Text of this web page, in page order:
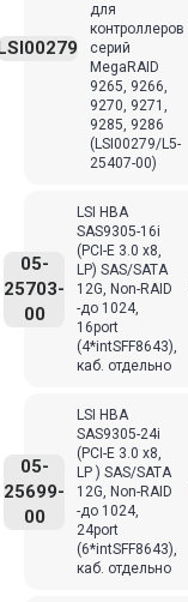
для
контроллеров
серий
MegaRAID
9265, 9266,
9270, 9271,
9285, 9286
(LSI00279/L5-
25407-00)
LSI HBA
SAS9305-16i
(PCI-E 3.0 x8,
LP) SAS/SATA
12G, Non-RAID
-до 1024,
16port
(4*intSFF8643),
каб. отдельно
05-
25703-
00
LSI HBA
SAS9305-24i
(PCI-E 3.0 x8,
LP ) SAS/SATA
12G, Non-RAID
-до 1024,
24port
(6*intSFF8643),
каб. отдельно
05-
25699-
00